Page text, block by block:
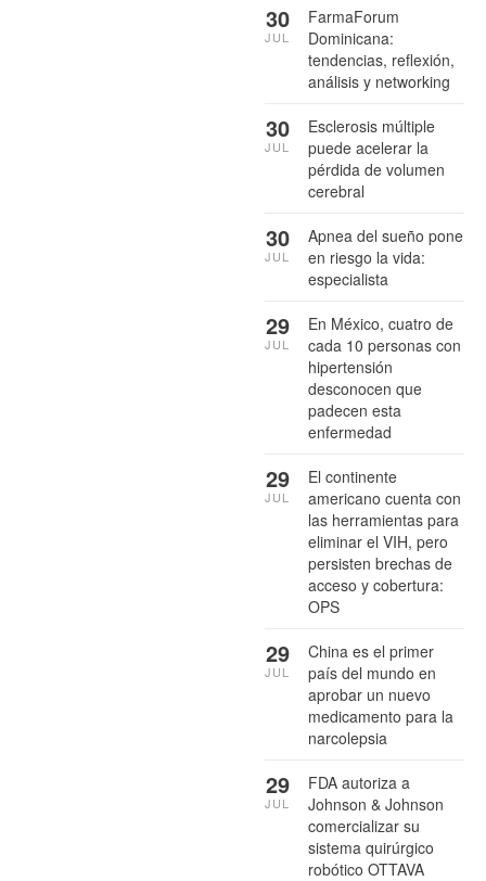
FarmaForum
Dominicana:
tendencias, reflexión,
análisis y networking
30
JUL
Esclerosis múltiple
puede acelerar la
pérdida de volumen
cerebral
30
JUL
Apnea del sueño pone
en riesgo la vida:
especialista
30
JUL
En México, cuatro de
cada 10 personas con
hipertensión
desconocen que
padecen esta
enfermedad
29
JUL
El continente
americano cuenta con
las herramientas para
eliminar el VIH, pero
persisten brechas de
acceso y cobertura:
OPS
29
JUL
China es el primer
país del mundo en
aprobar un nuevo
medicamento para la
narcolepsia
29
JUL
FDA autoriza a
Johnson & Johnson
comercializar su
sistema quirúrgico
robótico OTTAVA
29
JUL